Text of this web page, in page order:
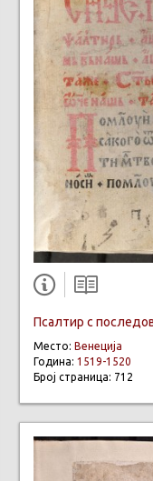
Псалтир с
Место: Венеција
Година: 1519-1520
Број страница: 712